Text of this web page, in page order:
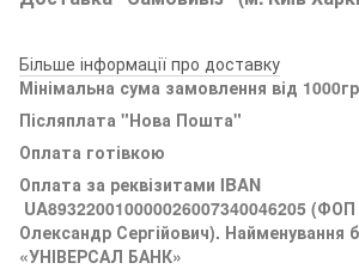
Більше інформації про доставку
Мінімальна сума замовлення від
Післяплата "Нова Пошта"
Оплата готівкою
Оплата за реквізитами IBAN
UA893220010000026007340046205
Олександр Сергійович). Найменування
«УНІВЕРСАЛ БАНК»